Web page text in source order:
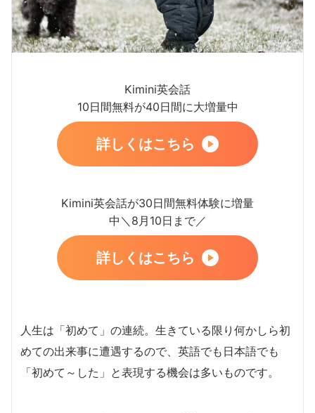
Kimini英会話
10日間無料が40日間に大増量中
詳しくはこちら
Kimini英会話が30日間無料体験に増量
中＼8月10日まで／
詳しくはこちら
人生は「初めて」の連続。生きている限り何かしら初
めての出来事に遭遇するので、英語でも日本語でも
「初めて～した」と表現する機会は多いものです。